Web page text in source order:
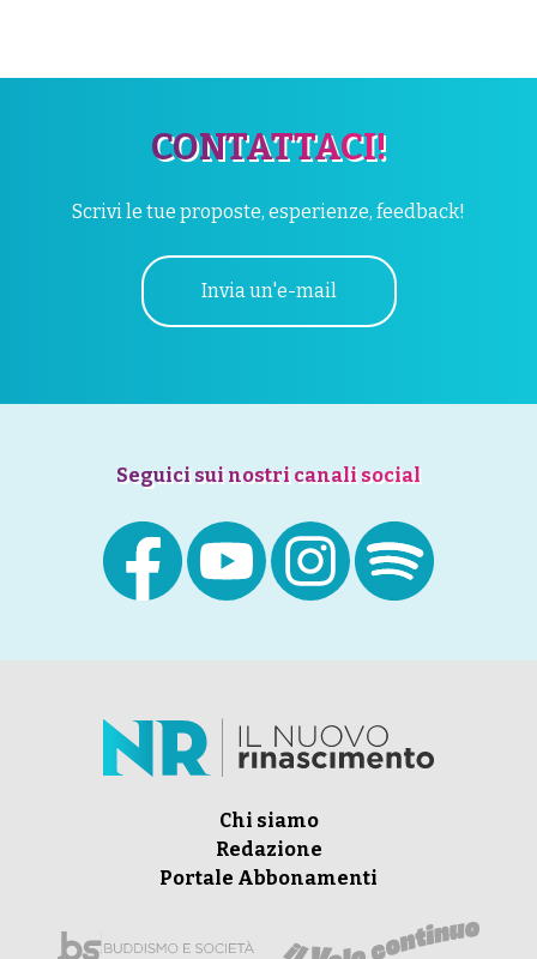
CONTATTACI!
Scrivi le tue proposte, esperienze, feedback!
Invia un'e-mail
Seguici sui nostri canali social
Chi siamo
Redazione
Portale Abbonamenti